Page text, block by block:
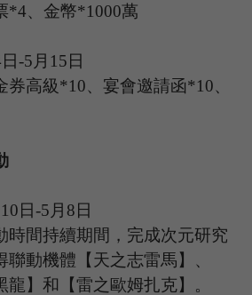
*4、金幣*1000萬
日-5 月 15日
券高級*10、宴會邀請函*10、
10日-5 月 8日
時間持續期間，完成次元研究
聯動機體【天之志雷馬】、
龍】和【雷之歐姆扎克】。